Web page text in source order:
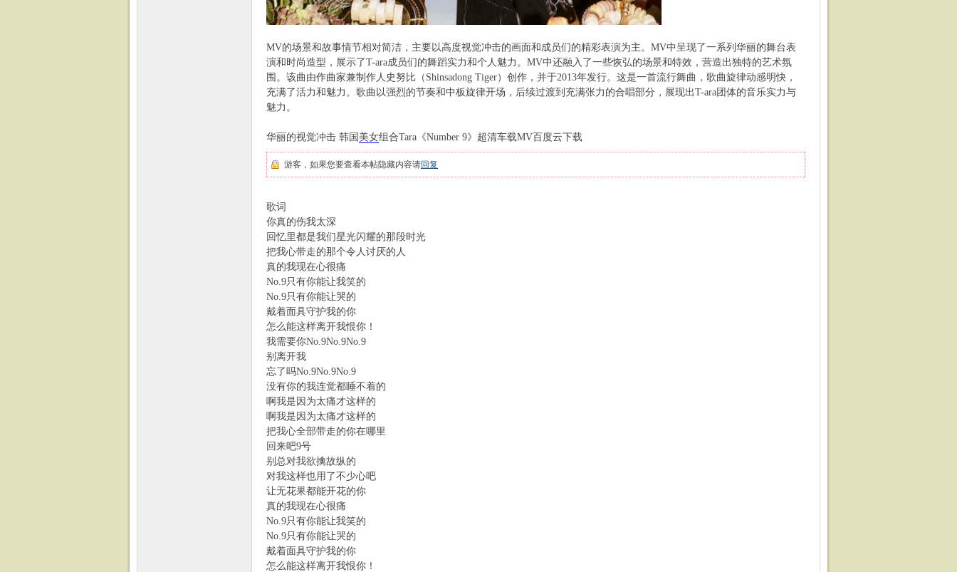
MV的场景和故事情节相对简洁，主要以高度视觉冲击的画面和成员们的精彩表演为主。MV中呈现了一系列华丽的舞台表
演和时尚造型，展示了T-ara成员们的舞蹈实力和个人魅力。MV中还融入了一些恢弘的场景和特效，营造出独特的艺术氛
围。该曲由作曲家兼制作人史努比（Shinsadong Tiger）创作，并于2013年发行。这是一首流行舞曲，歌曲旋律动感明快，
充满了活力和魅力。歌曲以强烈的节奏和中板旋律开场，后续过渡到充满张力的合唱部分，展现出T-ara团体的音乐实力与
魅力。
华丽的视觉冲击 韩国 美女组合Tara《Number 9》超清车载MV百度云下载
游客，如果您要查看本帖隐藏内容请回复
歌词
你真的伤我太深
回忆里都是我们星光闪耀的那段时光
把我心带走的那个令人讨厌的人
真的我现在心很痛
No.9只有你能让我笑的
No.9只有你能让哭的
戴着面具守护我的你
怎么能这样离开我恨你！
我需要你No.9No.9No.9
别离开我
忘了吗No.9No.9No.9
没有你的我连觉都睡不着的
啊我是因为太痛才这样的
啊我是因为太痛才这样的
把我心全部带走的你在哪里
回来吧9号
别总对我欲擒故纵的
对我这样也用了不少心吧
让无花果都能开花的你
真的我现在心很痛
No.9只有你能让我笑的
No.9只有你能让哭的
戴着面具守护我的你
怎么能这样离开我恨你！